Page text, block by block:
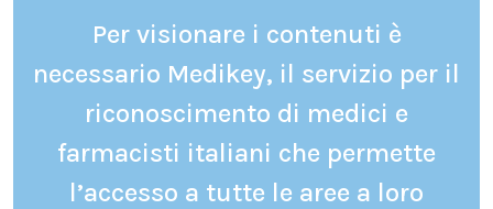
Per visionare i contenuti è
necessario Medikey, il servizio per il
riconoscimento di medici e
farmacisti italiani che permette
l’accesso a tutte le aree a loro